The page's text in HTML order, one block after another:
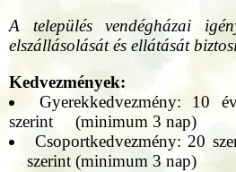
A település vendégházai
elszállásolását és ellátását
Kedvezmények:
Gyerekkedvezmény: 10
szerint (minimum 3 nap)
Csoportkedvezmény: 20
szerint (minimum 3 nap)